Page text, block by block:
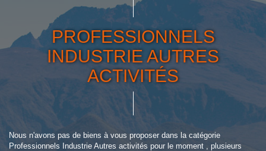
PROFESSIONNELS
INDUSTRIE AUTRES
ACTIVITÉS
Nous n'avons pas de biens à vous proposer dans la catégorie
Professionnels Industrie Autres activités pour le moment , plusieurs